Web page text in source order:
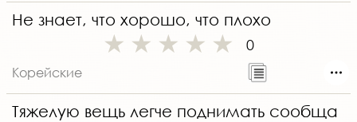
Не знает, что хорошо, что плохо
0
Корейские
Тяжелую вещь легче поднимать сообща